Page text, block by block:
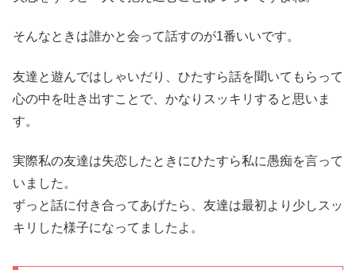
そんなときは誰かと会って話すのが1番いいです。
友達と遊んではしゃいだり、ひたすら話を聞いてもらって
心の中を吐き出すことで、かなりスッキリすると思いま
す。
実際私の友達は失恋したときにひたすら私に愚痴を言って
いました。
ずっと話に付き合ってあげたら、友達は最初より少しスッ
キリした様子になってましたよ。